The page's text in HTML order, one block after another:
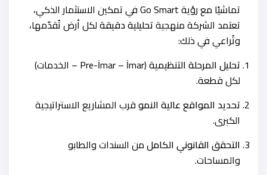
تماشيًا مع رؤية Go Smart في تمكين الاستثمار الذكي،
تعتمد الشركة منهجيةتحليلية دقيقةلكل أرض تُقدّمها،
وتُراعي في ذلك:
تحليل المرحلة التنظيمية
(Pre-İmar – İmar – الخدمات)
لكل قطعة.
تحديد المواقع عالية النموقرب المشاريع الاستراتيجية
الكبرى.
التحقق القانوني الكاملمن السندات والطابو
والمساحات.